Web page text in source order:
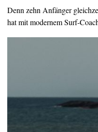
Denn zehn Anfänger
hat mit modernem Surf-